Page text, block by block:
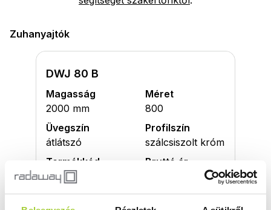
Zuhanyajtók
DWJ 80 B
Magasság
2000 mm
Méret
800
Üvegszín
átlátszó
Profilszín
szálcsiszolt króm
Termékkód
1385012-91-01L
Bruttó ár